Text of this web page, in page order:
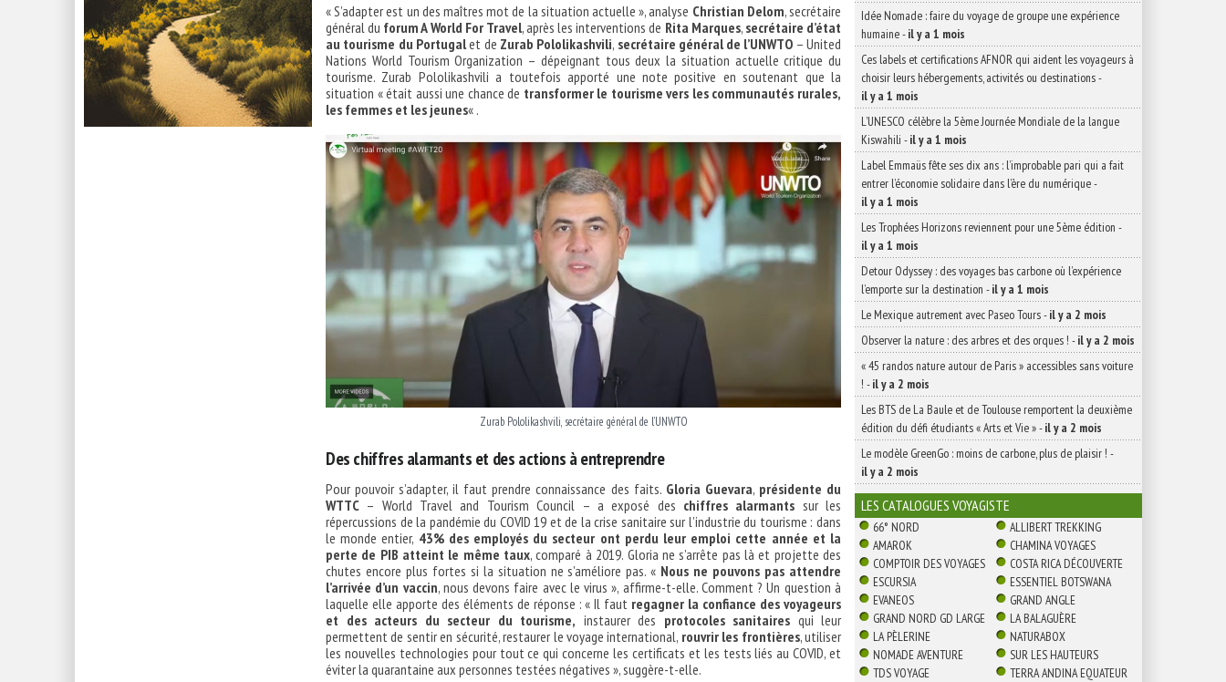
« S’adapter est un des maîtres mot de la situation actuelle », analyse Christian Delom, secrétaire
général du forum A World For Travel, après les interventions de Rita Marques, secrétaire d’état
au tourisme du Portugalet de Zurab Pololikashvili, secrétaire général de l’UNWTO – United
Nations World Tourism Organization – dépeignant tous deux la situation actuelle critique du
tourisme. Zurab Pololikashvili a toutefois apporté une note positive en soutenant que la
situation « était aussi une chance de transformer le tourisme vers les communautés rurales,
les femmes et les jeunes« .
Zurab Pololikashvili, secrétaire général de l’UNWTO
Des chiffres alarmants et des actions à entreprendre
Pour pouvoir s’adapter, il faut prendre connaissance des faits. Gloria Guevara, présidente du
WTTC – World Travel and Tourism Council – a exposé des chiffres alarmants sur les
répercussions de la pandémie du COVID 19 et de la crise sanitaire sur l’industrie du tourisme : dans
le monde entier, 43% des employés du secteur ont perdu leur emploi cette année et la
perte de PIB atteint le même taux, comparé à 2019. Gloria ne s’arrête pas là et projette des
chutes encore plus fortes si la situation ne s’améliore pas. « Nous ne pouvons pas attendre
l’arrivée d’un vaccin, nous devons faire avec le virus », affirme-t-elle. Comment ? Un question à
laquelle elle apporte des éléments de réponse : « Il faut regagner la confiance des voyageurs
et des acteurs du secteur du tourisme, instaurer des protocoles sanitaires qui leur
permettent de sentir en sécurité, restaurer le voyage international, rouvrir les frontières, utiliser
les nouvelles technologies pour tout ce qui concerne les certificats et les tests liés au COVID, et
éviter la quarantaine aux personnes testées négatives », suggère-t-elle.
Idée Nomade : faire du voyage de groupe une expérience
humaine-il y a 1 mois
Ces labels et certifications AFNOR qui aident les voyageurs à
choisir leurs hébergements, activités ou destinations-
il y a 1 mois
L’UNESCO célèbre la 5ème Journée Mondiale de la langue
Kiswahili -il y a 1 mois
Label Emmaüs fête ses dix ans : l’improbable pari qui a fait
entrer l’économie solidaire dans l’ère du numérique-
il y a 1 mois
Les Trophées Horizons reviennent pour une 5ème édition -
il y a 1 mois
Detour Odyssey : des voyages bas carbone où l’expérience
l’emporte sur la destination -il y a 1 mois
Le Mexique autrement avec Paseo Tours-il y a 2 mois
Observer la nature : des arbres et des orques ! -il y a 2 mois
« 45 randos nature autour de Paris » accessibles sans voiture
! -il y a 2 mois
Les BTS de La Baule et de Toulouse remportent la deuxième
édition du défi étudiants « Arts et Vie »-il y a 2 mois
Le modèle GreenGo : moins de carbone, plus de plaisir ! -
il y a 2 mois
LES CATALOGUES VOYAGISTE
66° NORD
ALLIBERT TREKKING
AMAROK
CHAMINA VOYAGES
COMPTOIR DES VOYAGES
COSTA RICA DÉCOUVERTE
ESCURSIA
ESSENTIEL BOTSWANA
EVANEOS
GRAND ANGLE
GRAND NORD GD LARGE
LA BALAGUÈRE
LA PÈLERINE
NATURABOX
NOMADE AVENTURE
SUR LES HAUTEURS
TDS VOYAGE
TERRA ANDINA EQUATEUR